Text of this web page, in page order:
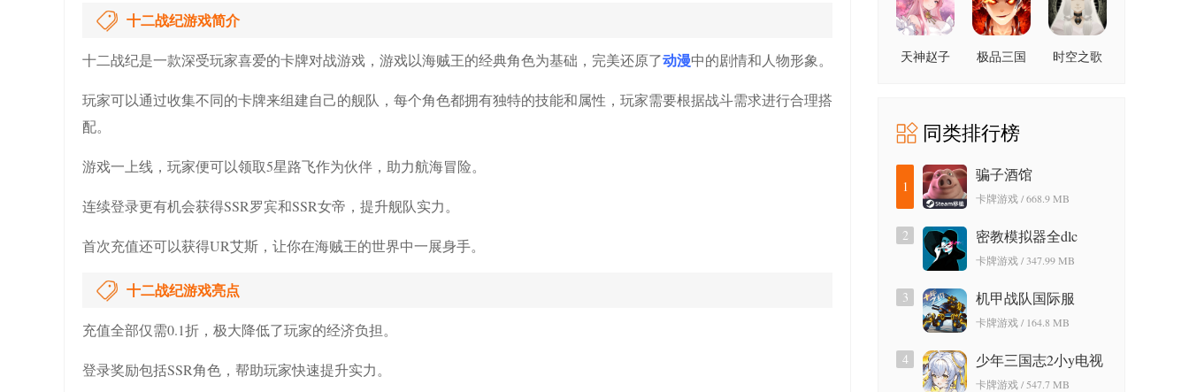
十二战纪游戏简介
十二战纪是一款深受玩家喜爱的卡牌对战游戏，游戏以海贼王的经典角色为基础，完美还原了动漫中的剧情和人物形象。
玩家可以通过收集不同的卡牌来组建自己的舰队，每个角色都拥有独特的技能和属性，玩家需要根据战斗需求进行合理搭
配。
游戏一上线，玩家便可以领取5星路飞作为伙伴，助力航海冒险。
连续登录更有机会获得SSR罗宾和SSR女帝，提升舰队实力。
首次充值还可以获得UR艾斯，让你在海贼王的世界中一展身手。
十二战纪游戏亮点
充值全部仅需0.1折，极大降低了玩家的经济负担。
登录奖励包括SSR角色，帮助玩家快速提升实力。
天神赵子
极品三国
时空之歌
同类排行榜
1
骗子酒馆
卡牌游戏 / 668.9 MB
2 密教模拟器全dlc
卡牌游戏 / 347.99 MB
3 机甲战队国际服
卡牌游戏 / 164.8 MB
4
少年三国志2小y电视
版
卡牌游戏 / 547.7 MB